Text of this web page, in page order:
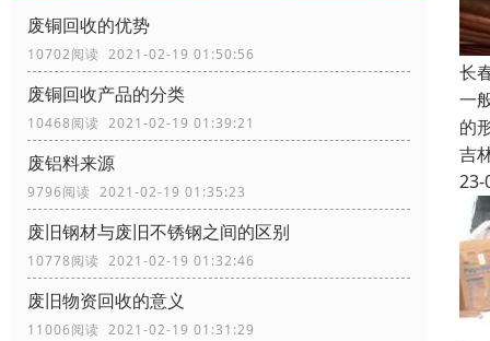
废铜回收的优势
10702阅读 2021-02-19 01:50:56
废铜回收产品的分类
10468阅读 2021-02-19 01:39:21
废铝料来源
9796阅读 2021-02-19 01:35:23
废旧钢材与废旧不锈钢之间的区别
10778阅读 2021-02-19 01:32:46
废旧物资回收的意义
11006阅读 2021-02-19 01:31:29
长
一
的
吉
23-